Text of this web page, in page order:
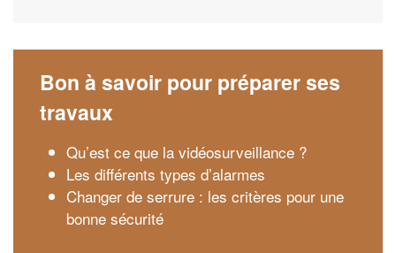
Bon à savoir pour préparer ses
travaux
Qu’est ce que la vidéosurveillance ?
Les différents types d’alarmes
Changer de serrure : les critères pour une
bonne sécurité